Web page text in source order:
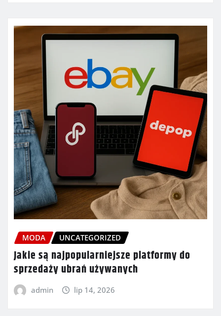
MODA UNCATEGORIZED
Jakie są najpopularniejsze platformy do
sprzedaży ubrań używanych
admin lip 14, 2026